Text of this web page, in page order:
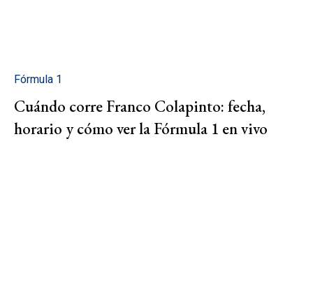
Fórmula 1
Cuándo corre Franco Colapinto: fecha,
horario y cómo ver la Fórmula 1 en vivo